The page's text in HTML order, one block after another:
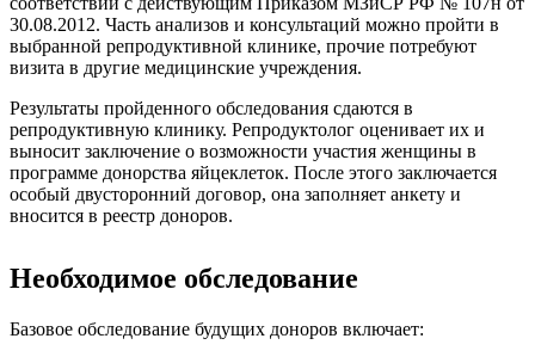
30.08.2012. Часть анализов и консультаций можно пройти в
выбранной репродуктивной клинике, прочие потребуют
визита в другие медицинские учреждения.
Результаты пройденного обследования сдаются в
репродуктивную клинику. Репродуктолог оценивает их и
выносит заключение о возможности участия женщины в
программе донорства яйцеклеток. После этого заключается
особый двусторонний договор, она заполняет анкету и
вносится в реестр доноров.
Необходимое обследование
Базовое обследование будущих доноров включает: